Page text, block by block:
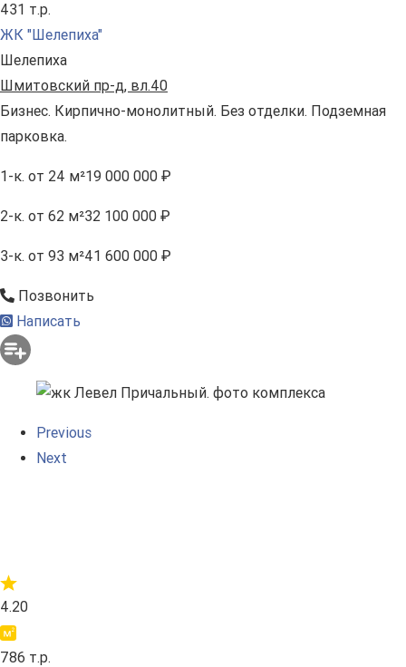
431 т.р.
ЖК "Шелепиха"
Шелепиха
Шмитовский пр-д, вл.40
Бизнес. Кирпично-монолитный. Без отделки. Подземная
парковка.
1-к. от 24 м²19 000 000 ₽
2-к. от 62 м²32 100 000 ₽
3-к. от 93 м²41 600 000 ₽
Позвонить
Написать
Previous
Next
4.20
786 т.р.